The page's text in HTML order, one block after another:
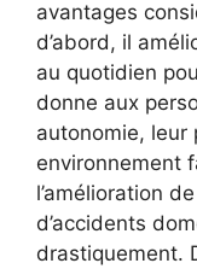
avantages
d’abord, il
au quotidien
donne aux
autonomie,
environnement
l’amélioration
d’accidents
drastiquement.